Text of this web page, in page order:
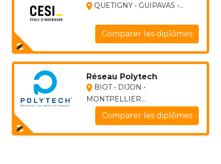
QUETIGNY • GUIPAVAS •...
Comparer les diplômes
Réseau Polytech
BIOT • DIJON •
MONTPELLIER...
Comparer les diplômes